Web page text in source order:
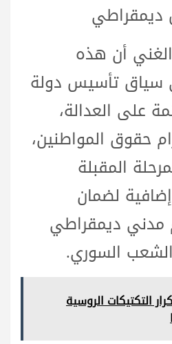
ديمقراطي
أن هذه
سياق تأسيس دولة
على العدالة،
حقوق المواطنين،
المقبلة
لضمان
مدني ديمقراطي
السوري.
التكتيكات الروسية